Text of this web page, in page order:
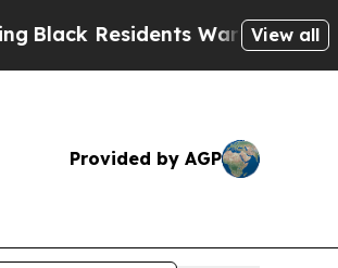
Warned of AbusiveView all
Provided by AGP